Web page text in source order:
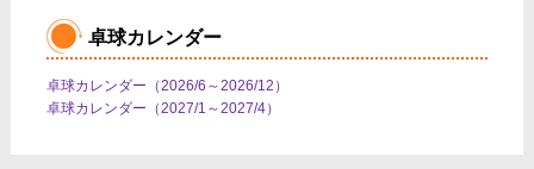
卓球カレンダー
卓球カレンダー（2026/6～2026/12）
卓球カレンダー（2027/1～2027/4）